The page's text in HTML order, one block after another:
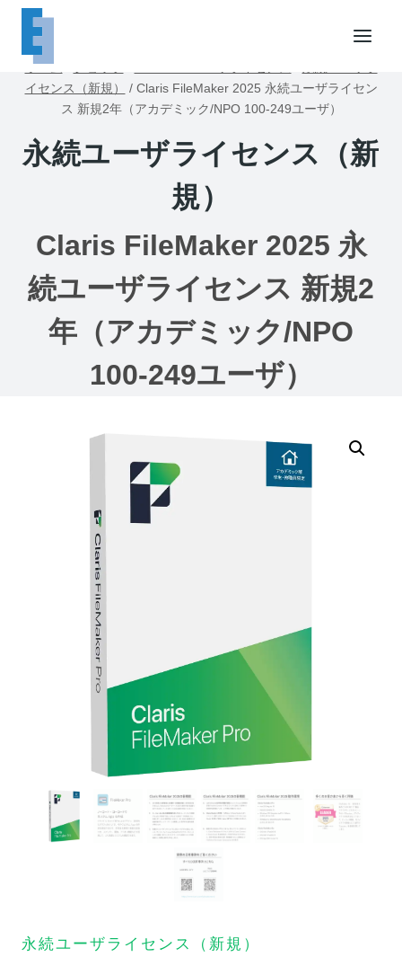
ホーム
イセンス（新規）
/ Claris FileMaker 2025 永続ユーザライセン
ス 新規2年（アカデミック/NPO 100-249ユーザ）
永続ユーザライセンス（新
規）
Claris FileMaker 2025 永
続ユーザライセンス 新規2
年（アカデミック/NPO
100-249ユーザ）
永続ユーザライセンス（新規）